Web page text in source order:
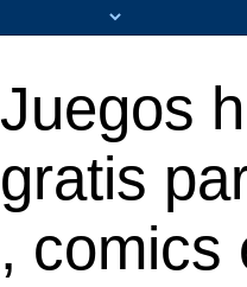
Juegos
gratis
, comics